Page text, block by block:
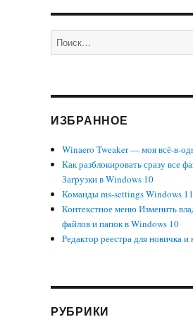
Искать:
ИЗБРАННОЕ
Winaero Tweaker — моя всё-в-
Как разблокировать сразу все
Загрузки в Windows 10
Команды ms-settings Windows 11
Контекстное меню Изменить
файлов и папок в Windows 10
Редактор реестра для новичка и
РУБРИКИ